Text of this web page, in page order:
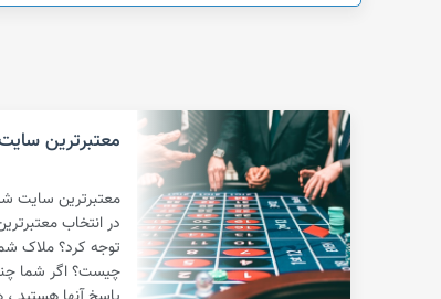
معتبرترین
معتبرترین سایت
در انتخاب
توجه کرد؟ ملاک
چیست؟ اگر شما